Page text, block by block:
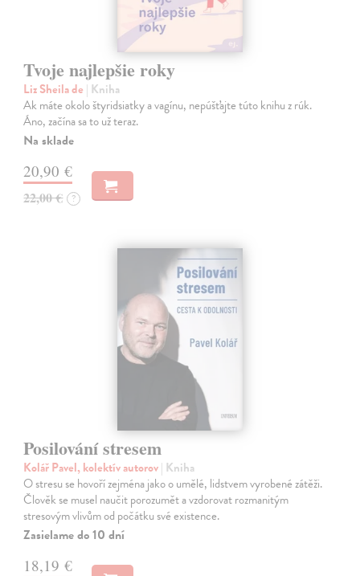
Tvoje najlepšie roky
Liz Sheila de | Kniha
Ak máte okolo štyridsiatky a vagínu, nepúšťajte túto knihu z rúk.
Áno, začína sa to už teraz.
Na sklade
20,90 €
22,00 € ?
Posilování stresem
Kolář Pavel, kolektív autorov| Kniha
O stresu se hovoří zejména jako o umělé, lidstvem vyrobené zátěži.
Člověk se musel naučit porozumět a vzdorovat rozmanitým
stresovým vlivům od počátku své existence.
Zasielame do 10 dní
18,19 €